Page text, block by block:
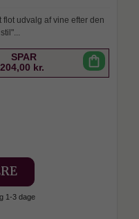
udvalg af vine efter den
SPAR
204,00 kr.
shopping_bag
1-3 dage